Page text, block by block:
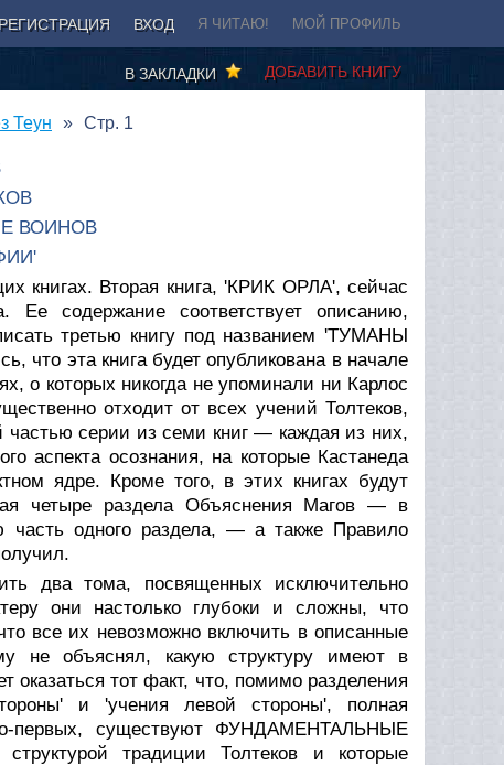
РЕГИСТРАЦИЯ ВХОД Я ЧИТАЮ! МОЙ ПРОФИЛЬ
ДОБАВИТЬ КНИГУ
В ЗАКЛАДКИ
Теун Стр. 1
ВОИНОВ
книгах. Вторая книга, 'КРИК ОРЛА', сейчас
содержание соответствует описанию,
третью книгу под названием 'ТУМАНЫ
эта книга будет опубликована в начале
о которых никогда не упоминали ни Карлос
отходит от всех учений Толтеков,
частью серии из семи книг — каждая из них,
аспекта осознания, на которые Кастанеда
ядре. Кроме того, в этих книгах будут
четыре раздела Объяснения Магов — в
часть одного раздела, — а также Правило
два тома, посвященных исключительно
они настолько глубоки и сложны, что
все их невозможно включить в описанные
не объяснял, какую структуру имеют в
оказаться тот факт, что, помимо разделения
и 'учения левой стороны', полная
первых, существуют ФУНДАМЕНТАЛЬНЫЕ
традиции Толтеков и которые